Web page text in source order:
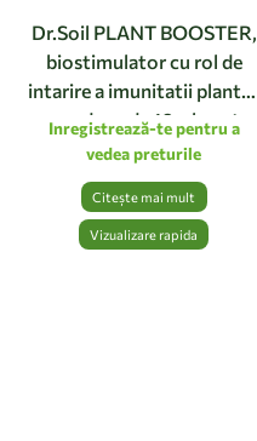
Dr.Soil PLANT BOOSTER,
biostimulator cu rol de
intarire a imunitatii plantei,
monodoza de 10ml pentru
1L de solutie pentru
pulverizat
Inregistrează-te pentru a
vedea preturile
Citește mai mult
Vizualizare rapida